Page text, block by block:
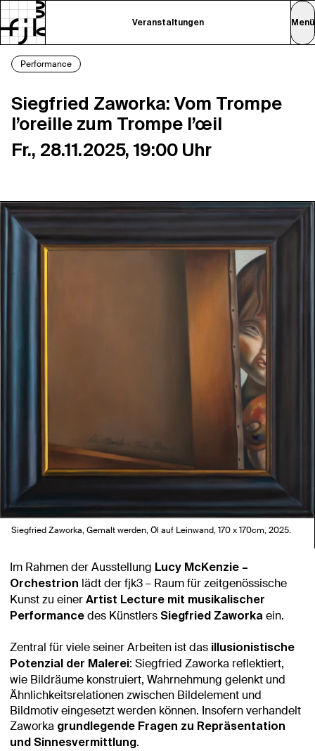
Veranstaltungen Menü
Performance
Siegfried Zaworka: Vom Trompe
l’oreille zum Trompe l’œil
Fr., 28.11.2025, 19:00 Uhr
Siegfried Zaworka, Gemalt werden,Öl auf Leinwand, 170 x 170cm, 2025.
Im Rahmen der Ausstellung Lucy McKenzie –
Orchestrion lädt der fjk3 – Raum für zeitgenössische
Kunst zu einer Artist Lecture mit musikalischer
Performance des Künstlers Siegfried Zaworka ein.
Zentral für viele seiner Arbeiten ist das illusionistische
Potenzial der Malerei: Siegfried Zaworka reflektiert,
wie Bildräume konstruiert, Wahrnehmung gelenkt und
Ähnlichkeitsrelationen zwischen Bildelement und
Bildmotiv eingesetzt werden können. Insofern verhandelt
Zaworka grundlegende Fragen zu Repräsentation
und Sinnesvermittlung.